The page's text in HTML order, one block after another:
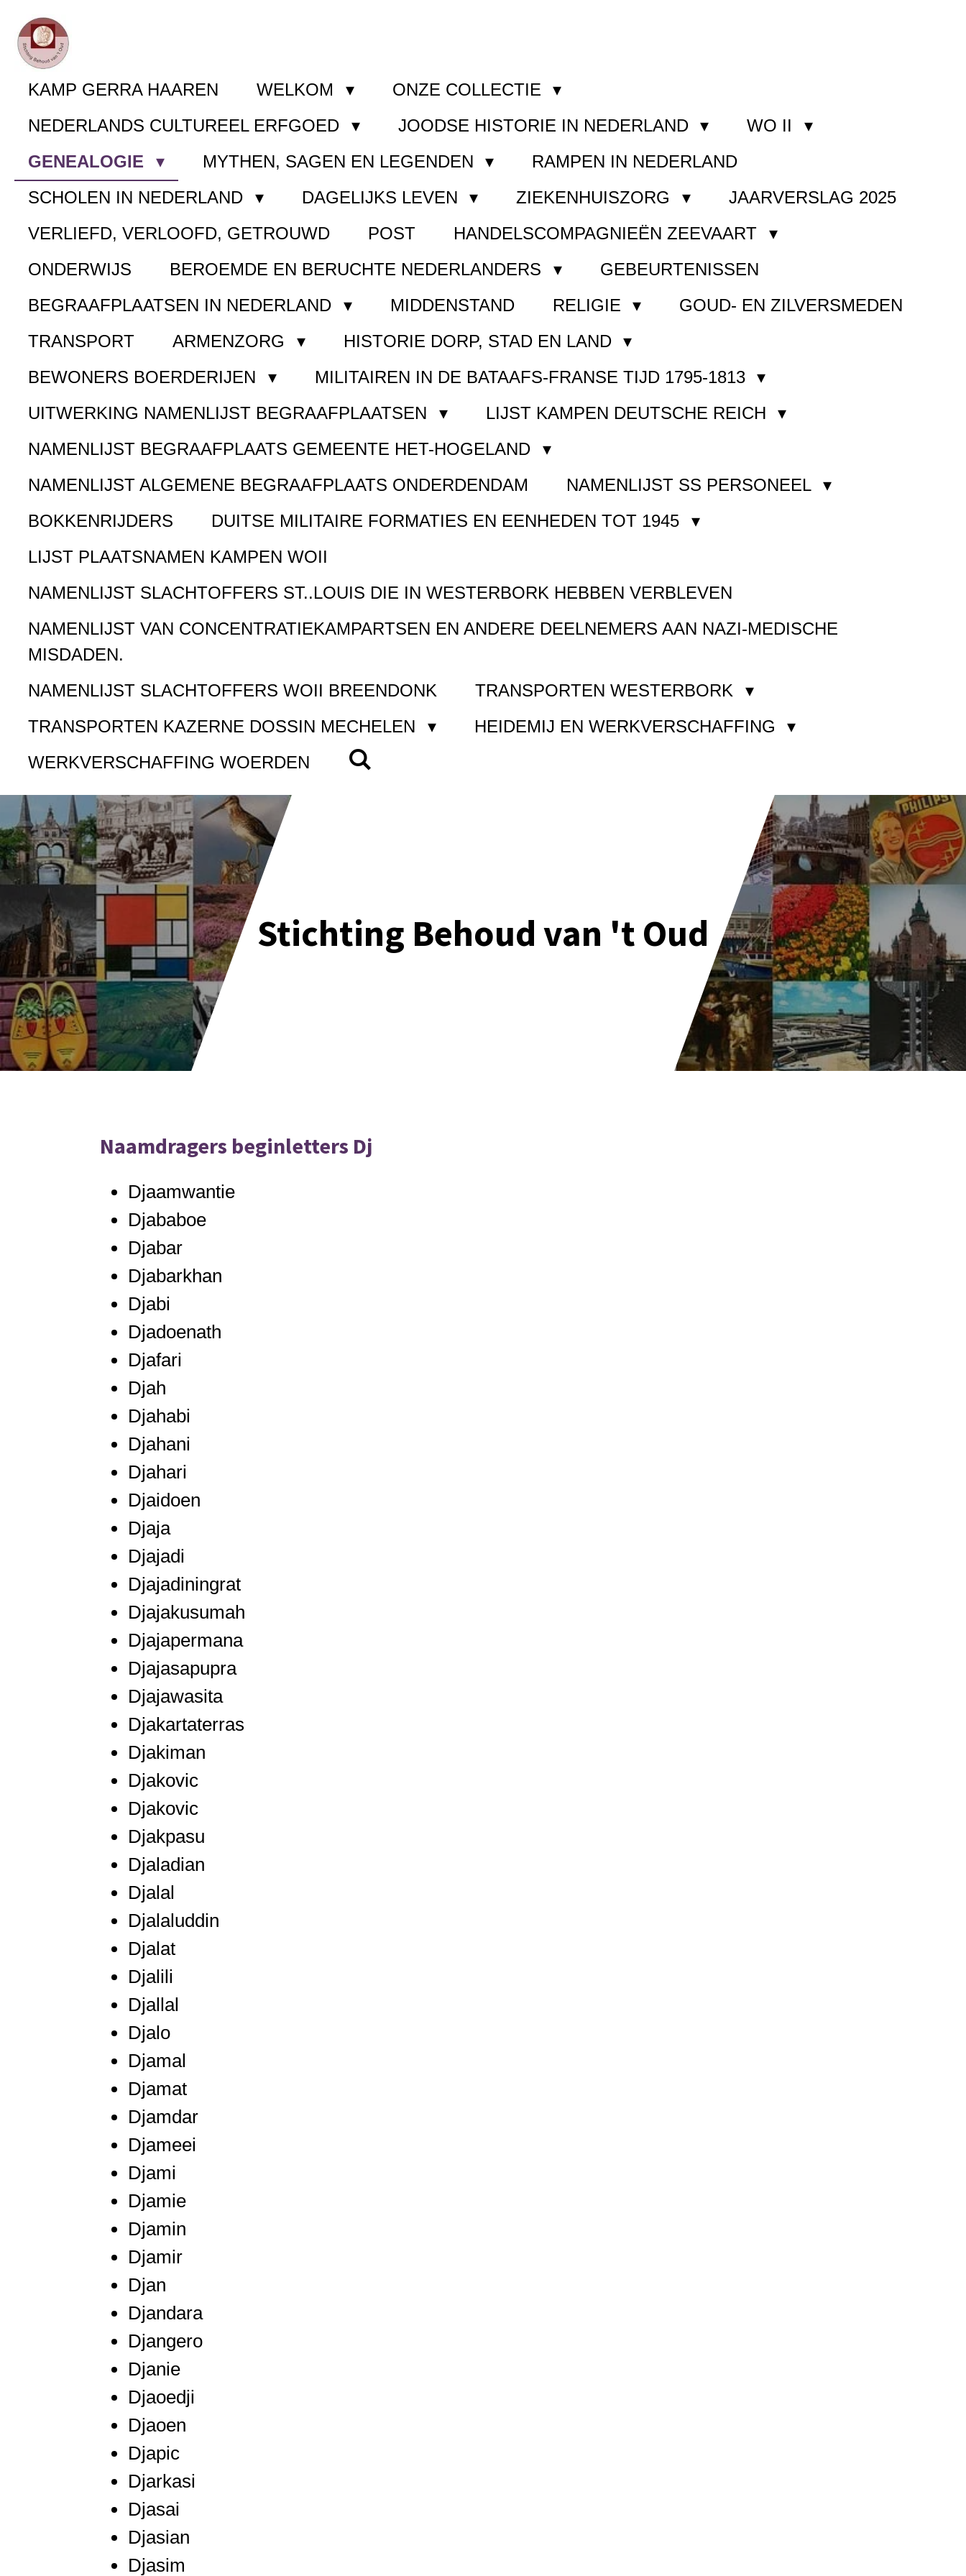
Ga
direct
naar
hoofdinhoud
KAMP GERRA HAAREN WELKOM
ONZE COLLECTIE
NEDERLANDS CULTUREEL ERFGOED
JOODSE HISTORIE IN NEDERLAND
WO II
GENEALOGIE
MYTHEN, SAGEN EN LEGENDEN
RAMPEN IN NEDERLAND
SCHOLEN IN NEDERLAND
DAGELIJKS LEVEN ZIEKENHUISZORG
JAARVERSLAG 2025
VERLIEFD, VERLOOFD, GETROUWD
POST
HANDELSCOMPAGNIEËN ZEEVAART
ONDERWIJS
BEROEMDE EN BERUCHTE NEDERLANDERS
GEBEURTENISSEN
BEGRAAFPLAATSEN IN NEDERLAND
MIDDENSTAND RELIGIE
GOUD- EN ZILVERSMEDEN
TRANSPORT
ARMENZORG
HISTORIE DORP, STAD EN LAND
BEWONERS BOERDERIJEN
MILITAIREN IN DE BATAAFS-FRANSE TIJD 1795-1813
UITWERKING NAMENLIJST BEGRAAFPLAATSEN
LIJST KAMPEN DEUTSCHE REICH
NAMENLIJST BEGRAAFPLAATS GEMEENTE HET-HOGELAND
NAMENLIJST ALGEMENE BEGRAAFPLAATS ONDERDENDAM
NAMENLIJST SS PERSONEEL
BOKKENRIJDERS
DUITSE MILITAIRE FORMATIES EN EENHEDEN TOT 1945
LIJST PLAATSNAMEN KAMPEN WOII
NAMENLIJST SLACHTOFFERS ST..LOUIS DIE IN WESTERBORK HEBBEN VERBLEVEN
NAMENLIJST VAN CONCENTRATIEKAMPARTSEN EN ANDERE DEELNEMERS AAN NAZI-MEDISCHE
MISDADEN.
NAMENLIJST SLACHTOFFERS WOII BREENDONK
TRANSPORTEN WESTERBORK
TRANSPORTEN KAZERNE DOSSIN MECHELEN
HEIDEMIJ EN WERKVERSCHAFFING
WERKVERSCHAFFING WOERDEN
Stichting Behoud van 't Oud
Naamdragers beginletters Dj
Djaamwantie
Djababoe
Djabar
Djabarkhan
Djabi
Djadoenath
Djafari
Djah
Djahabi
Djahani
Djahari
Djaidoen
Djaja
Djajadi
Djajadiningrat
Djajakusumah
Djajapermana
Djajasapupra
Djajawasita
Djakartaterras
Djakiman
Djakovic
Djakovic
Djakpasu
Djaladian
Djalal
Djalaluddin
Djalat
Djalili
Djallal
Djalo
Djamal
Djamat
Djamdar
Djameei
Djami
Djamie
Djamin
Djamir
Djan
Djandara
Djangero
Djanie
Djaoedji
Djaoen
Djapic
Djarkasi
Djasai
Djasian
Djasim